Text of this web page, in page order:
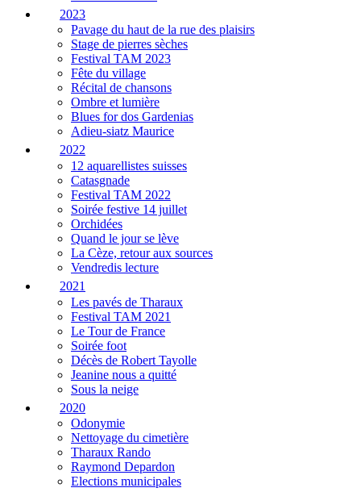
2023
Pavage du haut de la rue des plaisirs
Stage de pierres sèches
Festival TAM 2023
Fête du village
Récital de chansons
Ombre et lumière
Blues for dos Gardenias
Adieu-siatz Maurice
2022
12 aquarellistes suisses
Catasgnade
Festival TAM 2022
Soirée festive 14 juillet
Orchidées
Quand le jour se lève
La Cèze, retour aux sources
Vendredis lecture
2021
Les pavés de Tharaux
Festival TAM 2021
Le Tour de France
Soirée foot
Décès de Robert Tayolle
Jeanine nous a quitté
Sous la neige
2020
Odonymie
Nettoyage du cimetière
Tharaux Rando
Raymond Depardon
Elections municipales